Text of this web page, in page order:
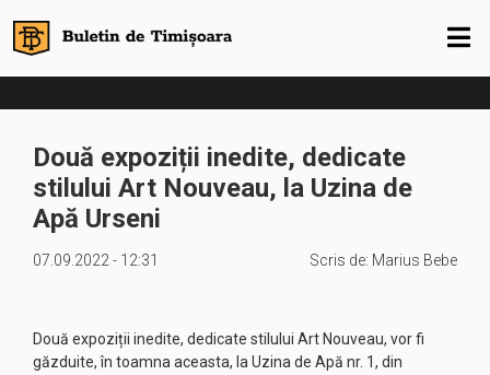
Două expoziții inedite, dedicate
stilului Art Nouveau, la Uzina de
Apă Urseni
07.09.2022 - 12:31 Scris de: Marius Bebe
Două expoziții inedite, dedicate stilului Art Nouveau, vor fi
găzduite, în toamna aceasta, la Uzina de Apă nr. 1, din